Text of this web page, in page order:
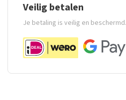
Veilig betalen
Je betaling is veilig en